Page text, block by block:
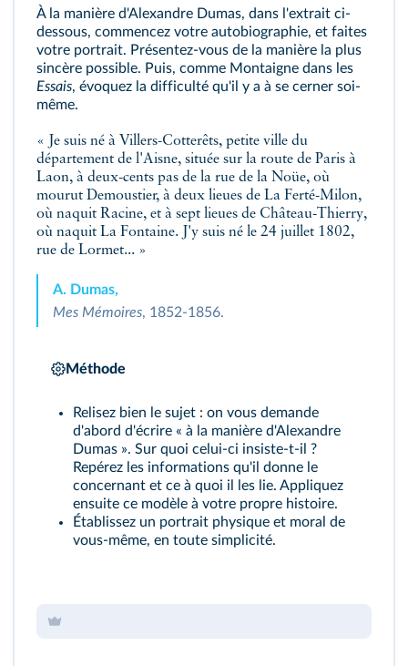
À la manière d'Alexandre Dumas, dans l'extrait ci-
dessous, commencez votre autobiographie, et faites
votre portrait. Présentez-vous de la manière la plus
sincère possible. Puis, comme Montaigne dans les
Essais, évoquez la difficulté qu'il y a à se cerner soi-
même.
« Je suis né à Villers-Cotterêts, petite ville du
département de l'Aisne, située sur la route de Paris à
Laon, à deux-cents pas de la rue de la Noüe, où
mourut Demoustier, à deux lieues de La Ferté-Milon,
où naquit Racine, et à sept lieues de Château-Thierry,
où naquit La Fontaine. J'y suis né le 24 juillet 1802,
rue de Lormet... »
A. Dumas,
Mes Mémoires, 1852-1856.
Méthode
Relisez bien le sujet : on vous demande
d'abord d'écrire « à la manière d'Alexandre
Dumas ». Sur quoi celui-ci insiste-t-il ?
Repérez les informations qu'il donne le
concernant et ce à quoi il les lie. Appliquez
ensuite ce modèle à votre propre histoire.
Établissez un portrait physique et moral de
vous-même, en toute simplicité.